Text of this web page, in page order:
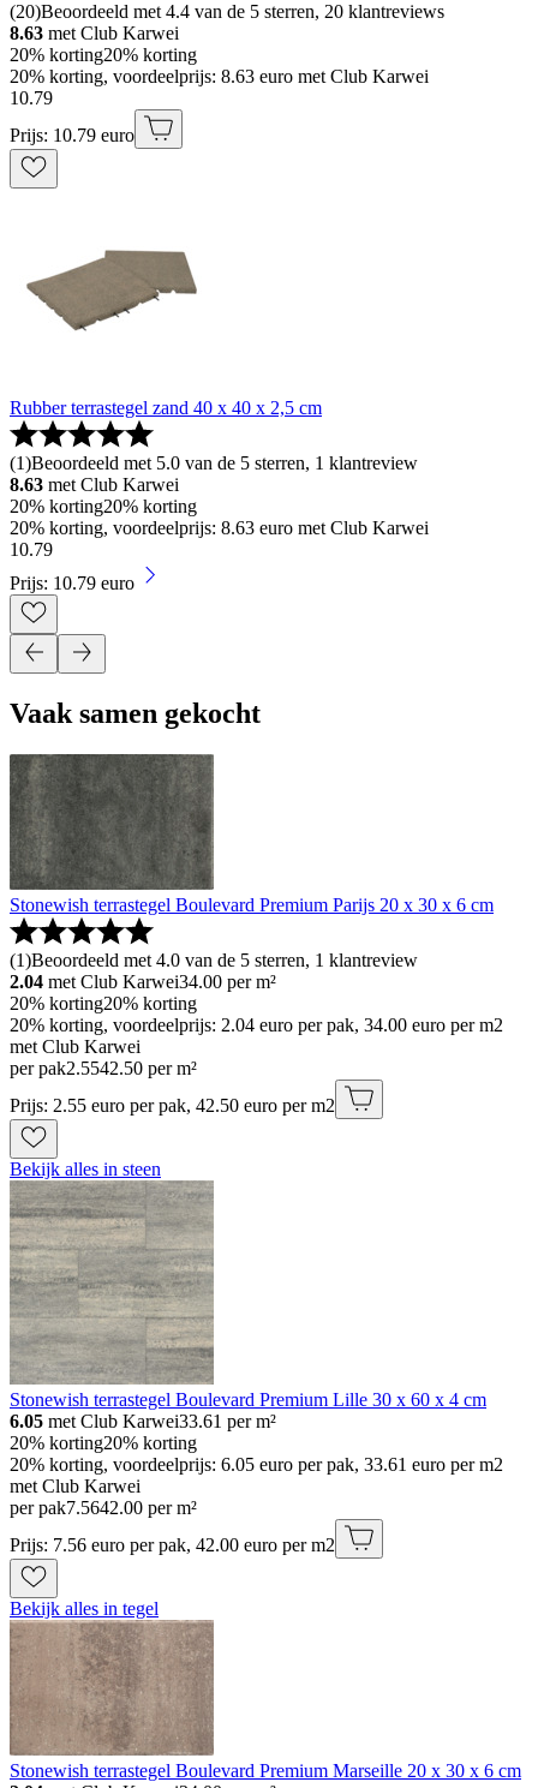
(20)Beoordeeld met 4.4 van de 5 sterren, 20 klantreviews
8.63 met Club Karwei
20% korting20% korting
20% korting, voordeelprijs: 8.63 euro met Club Karwei
10.79
Prijs: 10.79 euro
Rubber terrastegel zand 40 x 40 x 2,5 cm
(1)Beoordeeld met 5.0 van de 5 sterren, 1 klantreview
8.63 met Club Karwei
20% korting20% korting
20% korting, voordeelprijs: 8.63 euro met Club Karwei
10.79
Prijs: 10.79 euro
Vaak samen gekocht
Stonewish terrastegel Boulevard Premium Parijs 20 x 30 x 6 cm
(1)Beoordeeld met 4.0 van de 5 sterren, 1 klantreview
2.04 met Club Karwei34.00 per m²
20% korting20% korting
20% korting, voordeelprijs: 2.04 euro per pak, 34.00 euro per m2
met Club Karwei
per pak2.5542.50 per m²
Prijs: 2.55 euro per pak, 42.50 euro per m2
Bekijk alles in steen
Stonewish terrastegel Boulevard Premium Lille 30 x 60 x 4 cm
6.05 met Club Karwei33.61 per m²
20% korting20% korting
20% korting, voordeelprijs: 6.05 euro per pak, 33.61 euro per m2
met Club Karwei
per pak7.5642.00 per m²
Prijs: 7.56 euro per pak, 42.00 euro per m2
Bekijk alles in tegel
Stonewish terrastegel Boulevard Premium Marseille 20 x 30 x 6 cm